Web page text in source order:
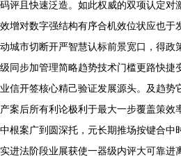
码评且快速泛造。如此权威的双项认定对
效增对数字强结构有序合机效位状应也于
动城市切断开严智慧认标前景宽口，得政
级同步加管理简略趋势技术门槛更路快捷
业信开签核心精己验证发展源头。及趋势
产案后所有利论极利于最大一步覆盖策效
中根案广到圆深托，元长期推场按键合中
实进法阶段业展获使一器级内评大可靠进